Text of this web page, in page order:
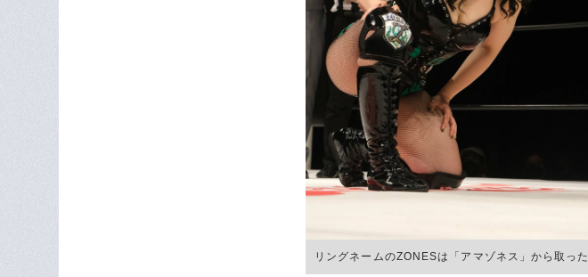
リングネームのZONESは「アマゾネス」から取った